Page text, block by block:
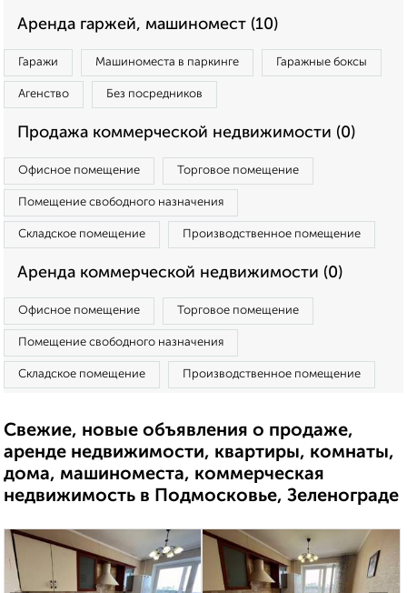
Аренда гаржей, машиномест (10)
Гаражи Машиноместа в паркинге Гаражные боксы
Агенство Без посредников
Продажа коммерческой недвижимости (0)
Офисное помещение Торговое помещение
Помещение свободного назначения
Складское помещение Производственное помещение
Аренда коммерческой недвижимости (0)
Офисное помещение Торговое помещение
Помещение свободного назначения
Складское помещение Производственное помещение
Свежие, новые объявления о продаже,
аренде недвижимости, квартиры, комнаты,
дома, машиноместа, коммерческая
недвижимость в Подмосковье, Зеленограде